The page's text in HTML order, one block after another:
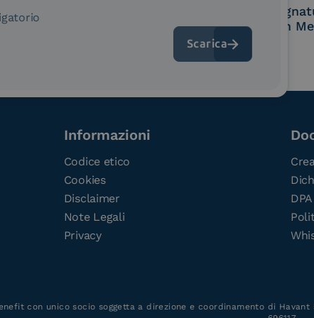
Certified PEPPOL Access
Cloud
Consortium
Informazioni
Codice etico
Cookies
Disclaimer
Note Legali
Privacy
con unico socio soggetta a direzione e coordinamento di